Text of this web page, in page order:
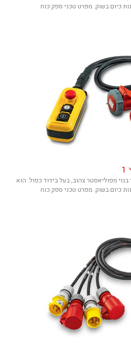
כיום בשוק. מפרט טכני ספק כוח
הרמה ערוץ 1 הבקר בנוי מפוליאסטר צהוב, בעל בידוד כפול. הוא
כיום בשוק. מפרט טכני ספק כוח